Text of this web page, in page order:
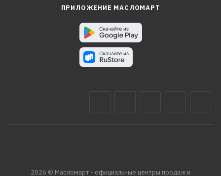
ПРИЛОЖЕНИЕ МАСЛОМАРТ
2026 © Масломарт - официальные центры продаж и